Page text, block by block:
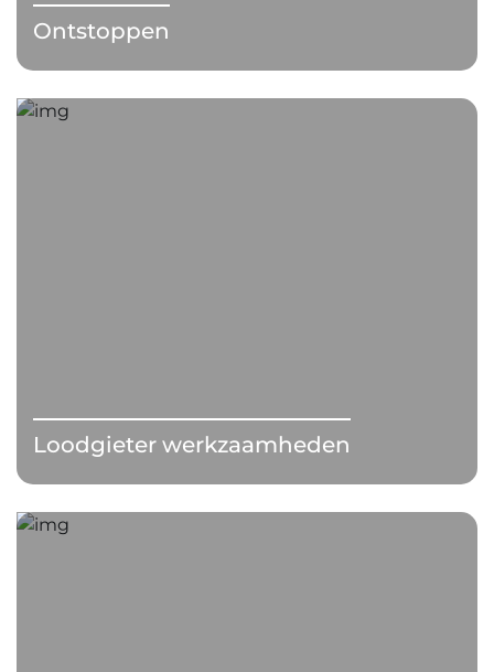
Ontstoppen
Loodgieter werkzaamheden